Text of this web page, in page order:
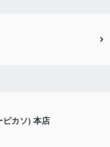
ピカソ) 本店